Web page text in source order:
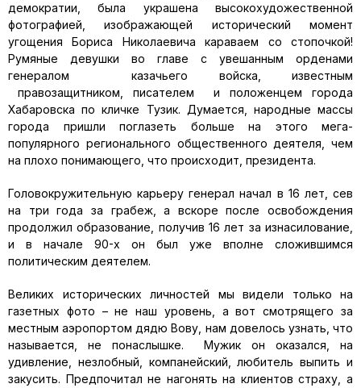
демократии, была украшена высокохудожественной
фотографией, изображающей исторический момент
угощения Бориса Николаевича караваем со стопочкой!
Румяные девушки во главе с увешанным орденами
генералом казачьего войска, известным
правозащитником, писателем и положенцем города
Хабаровска по кличке Тузик. Думается, народные массы
города пришли поглазеть больше на этого мега-
популярного регионального общественного деятеля, чем
на плохо понимающего, что происходит, президента.
Головокружительную карьеру генерал начал в 16 лет, сев
на три года за грабеж, а вскоре после освобождения
продолжил образование, получив 16 лет за изнасилование,
и в начале 90-х он был уже вполне сложившимся
политическим деятелем.
Великих исторических личностей мы видели только на
газетных фото – не наш уровень, а вот смотрящего за
местным аэропортом дядю Вову, нам довелось узнать, что
называется, не понаслышке. Мужик он оказался, на
удивление, незлобный, компанейский, любитель выпить и
закусить. Предпочитал не нагонять на клиентов страху, а